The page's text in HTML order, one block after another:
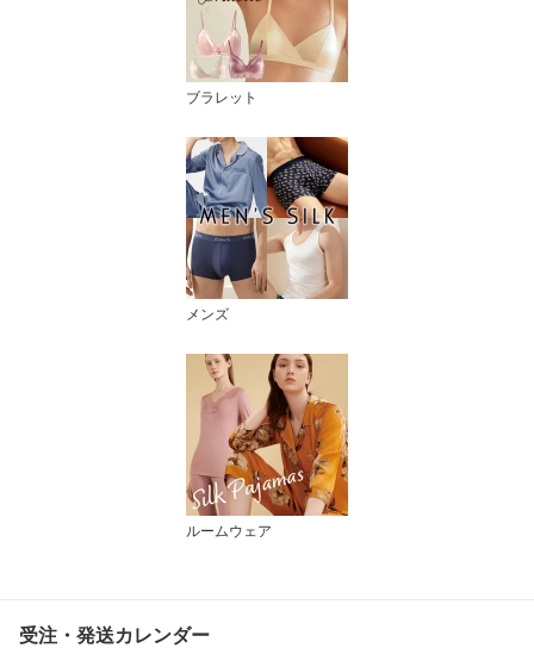
ブラレット
メンズ
ルームウェア
受注・発送カレンダー